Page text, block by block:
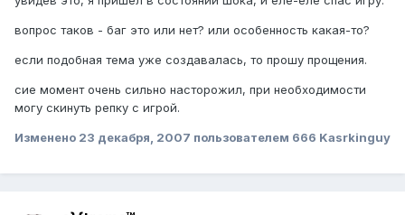
вопрос таков - баг это или нет? или особенность какая-то?
если подобная тема уже создавалась, то прошу прощения.
сие момент очень сильно насторожил, при необходимости
могу скинуть репку с игрой.
Изменено 23 декабря, 2007 пользователем 666 Kasrkinguy